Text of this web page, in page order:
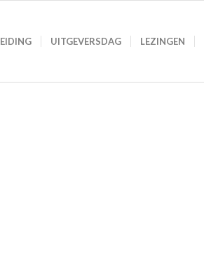
UITGEVERSDAG LEZINGEN